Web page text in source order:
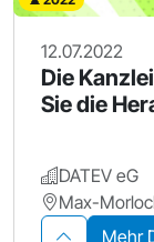
12.07.2022
Die
Sie die
DATEV eG
Max-
Mehr